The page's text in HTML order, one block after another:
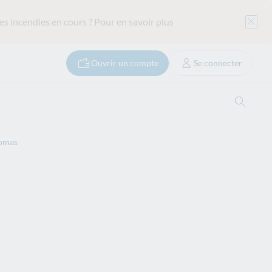
incendies en cours ? Pour en savoir plus
Ouvrir un compte Se connecter